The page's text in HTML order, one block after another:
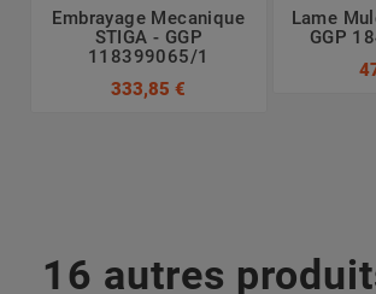
Embrayage Mecanique
STIGA - GGP
118399065/1
333,85 €
Lame
GGP
16 autres